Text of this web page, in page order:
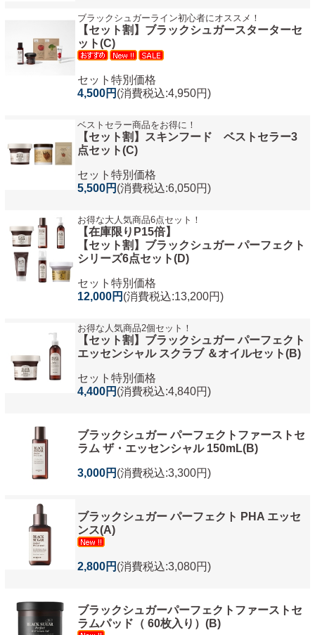
ブラックシュガーライン初心者にオススメ！
【セット割】ブラックシュガースターターセ
ット(C)
セット特別価格
4,500円 (消費税込:4,950円)
ベストセラー商品をお得に！
【セット割】スキンフード ベストセラー3
点セット(C)
セット特別価格
5,500円 (消費税込:6,050円)
お得な大人気商品6点セット！
【在庫限りP15倍】
【セット割】ブラックシュガー パーフェクト
シリーズ6点セット(D)
セット特別価格
12,000円 (消費税込:13,200円)
お得な人気商品2個セット！
【セット割】ブラックシュガー パーフェクト
エッセンシャル スクラブ ＆オイルセット(B)
セット特別価格
4,400円 (消費税込:4,840円)
ブラックシュガー パーフェクトファーストセ
ラム ザ・エッセンシャル 150mL(B)
3,000円 (消費税込:3,300円)
ブラックシュガー パーフェクト PHA エッセ
ンス(A)
2,800円 (消費税込:3,080円)
ブラックシュガーパーフェクトファーストセ
ラムパッド（ 60枚入り）(B)